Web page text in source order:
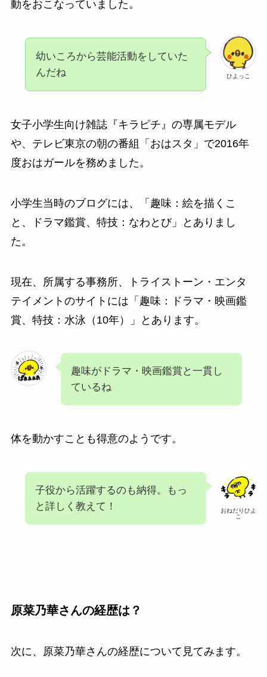
動をおこなっていました。
ひよっこ
幼いころから芸能活動をしていた
んだね
女子小学生向け雑誌『キラピチ』の専属モデル
や、テレビ東京の朝の番組「おはスタ」で2016年
度おはガールを務めました。
小学生当時のブログには、「趣味：絵を描くこ
と、ドラマ鑑賞、特技：なわとび」とありまし
た。
現在、所属する事務所、トライストーン・エンタ
テイメントのサイトには「趣味：ドラマ・映画鑑
賞、特技：水泳（10年）」とあります。
趣味がドラマ・映画鑑賞と一貫し
ているね
体を動かすことも得意のようです。
おねだりひよ
こ
子役から活躍するのも納得。もっ
と詳しく教えて！
原菜乃華さんの経歴は？
次に、 原菜乃華さんの経歴について見てみます。